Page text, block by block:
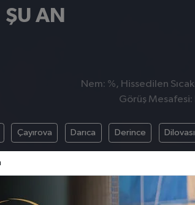
ŞU AN
Nem: %, Hissedilen
Görüş Mesafesi:
Çayırova Darıca Derince Dilovası